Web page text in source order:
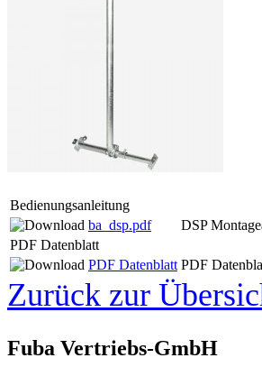
Bedienungsanleitung
ba_dsp.pdf
DSP
PDF Datenblatt
PDF Datenblatt PDF
Zurück zur
Fuba Vertriebs-GmbH